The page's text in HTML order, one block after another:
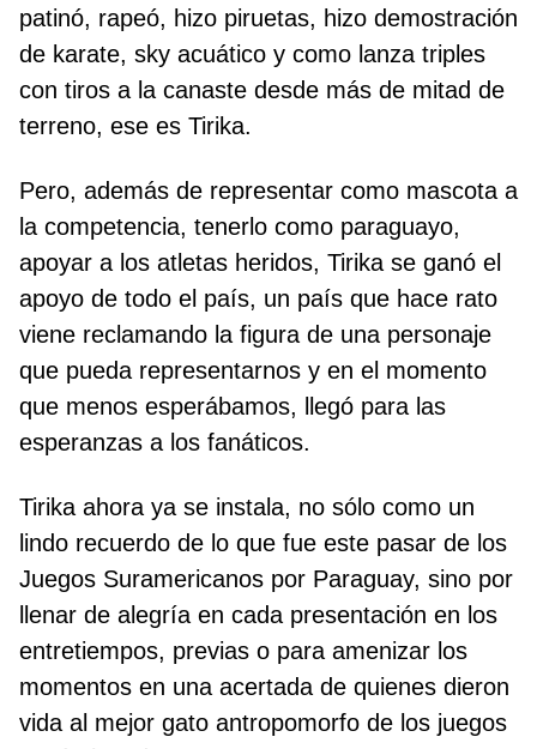
patinó, rapeó, hizo piruetas, hizo demostración
de karate, sky acuático y como lanza triples
con tiros a la canaste desde más de mitad de
terreno, ese es Tirika.
Pero, además de representar como mascota a
la competencia, tenerlo como paraguayo,
apoyar a los atletas heridos, Tirika se ganó el
apoyo de todo el país, un país que hace rato
viene reclamando la figura de una personaje
que pueda representarnos y en el momento
que menos esperábamos, llegó para las
esperanzas a los fanáticos.
Tirika ahora ya se instala, no sólo como un
lindo recuerdo de lo que fue este pasar de los
Juegos Suramericanos por Paraguay, sino por
llenar de alegría en cada presentación en los
entretiempos, previas o para amenizar los
momentos en una acertada de quienes dieron
vida al mejor gato antropomorfo de los juegos